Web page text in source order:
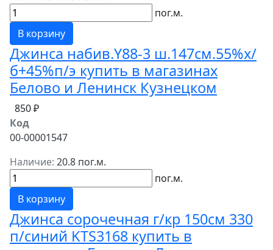
пог.м.
В корзину
Джинса набив.Y88-3 ш.147см.55%х/
б+45%п/э купить в магазинах
Белово и Ленинск Кузнецком
850 ₽
Код
00-00001547
Наличие: 20.8 пог.м.
пог.м.
В корзину
Джинса сорочечная г/кр 150см 330
п/синий KTS3168 купить в